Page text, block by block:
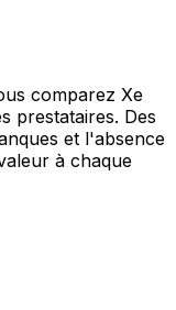
comparez Xe
prestataires. Des
et l'absence
à chaque